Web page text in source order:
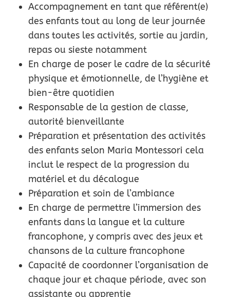
Accompagnement en tant que référent(e)
des enfants tout au long de leur journée
dans toutes les activités, sortie au jardin,
repas ou sieste notamment
En charge de poser le cadre de la sécurité
physique et émotionnelle, de l’hygiène et
bien-être quotidien
Responsable de la gestion de classe,
autorité bienveillante
Préparation et présentation des activités
des enfants selon Maria Montessori cela
inclut le respect de la progression du
matériel et du décalogue
Préparation et soin de l’ambiance
En charge de permettre l’immersion des
enfants dans la langue et la culture
francophone, y compris avec des jeux et
chansons de la culture francophone
Capacité de coordonner l’organisation de
chaque jour et chaque période, avec son
assistante ou apprentie